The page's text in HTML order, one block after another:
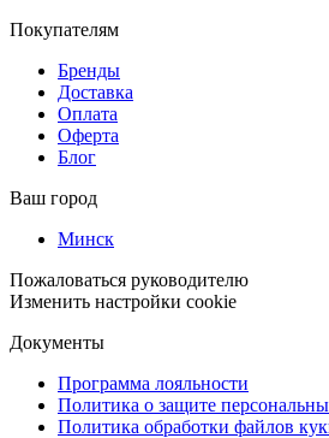
Покупателям
Бренды
Доставка
Оплата
Оферта
Блог
Ваш город
Минск
Пожаловаться руководителю
Изменить настройки cookie
Документы
Программа лояльности
Политика о защите
Политика обработки файлов